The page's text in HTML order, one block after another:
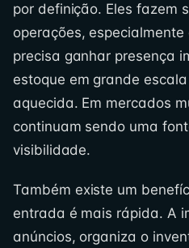
por definição. Eles fazem
operações,
precisa ganhar presença
estoque em grande
aquecida. Em mercados
continuam sendo uma
visibilidade.
Também existe um
entrada é mais rápida. A
anúncios, organiza o